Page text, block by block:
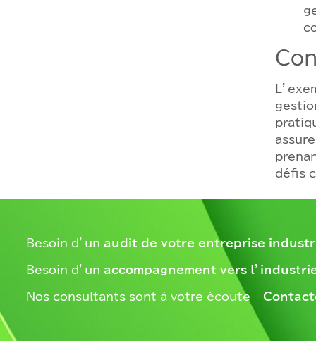
défis
Besoin d’un audit de votre entreprise
Besoin d’un accompagnement vers
Nos consultants sont à votre écoute –